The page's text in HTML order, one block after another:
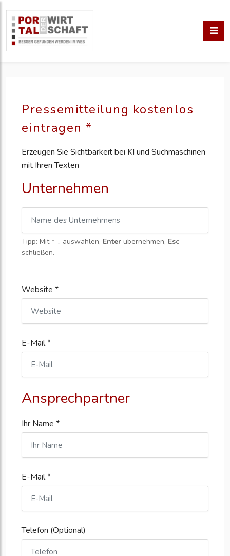
Pressemitteilung kostenlos
eintragen *
Erzeugen Sie Sichtbarkeit bei KI und Suchmaschinen
mit Ihren Texten
Unternehmen
Tipp: Mit ↑ ↓ auswählen, Enter übernehmen, Esc
schließen.
Website *
E-Mail *
Ansprechpartner
Ihr Name *
E-Mail *
Telefon (Optional)